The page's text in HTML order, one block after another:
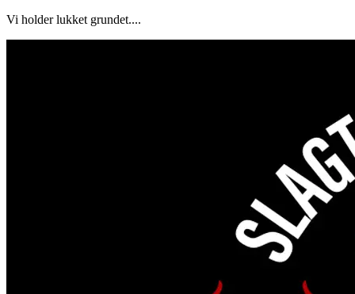
Vi holder lukket grundet....